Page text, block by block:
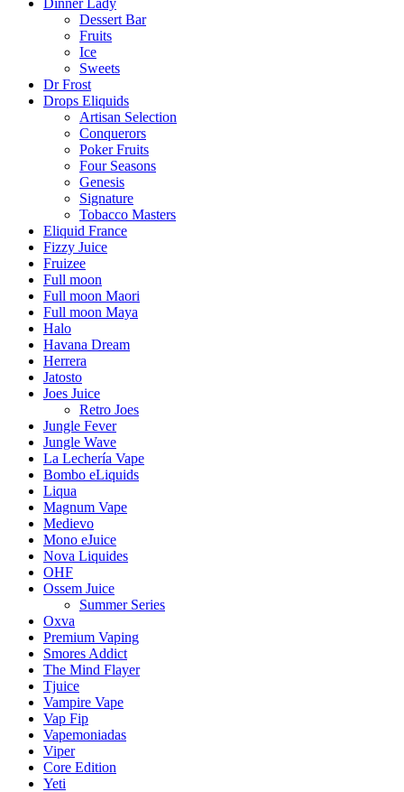
Dinner Lady
Dessert Bar
Fruits
Ice
Sweets
Dr Frost
Drops Eliquids
Artisan Selection
Conquerors
Poker Fruits
Four Seasons
Genesis
Signature
Tobacco Masters
Eliquid France
Fizzy Juice
Fruizee
Full moon
Full moon Maori
Full moon Maya
Halo
Havana Dream
Herrera
Jatosto
Joes Juice
Retro Joes
Jungle Fever
Jungle Wave
La Lechería Vape
Bombo eLiquids
Liqua
Magnum Vape
Medievo
Mono eJuice
Nova Liquides
OHF
Ossem Juice
Summer Series
Oxva
Premium Vaping
Smores Addict
The Mind Flayer
Tjuice
Vampire Vape
Vap Fip
Vapemoniadas
Viper
Core Edition
Yeti